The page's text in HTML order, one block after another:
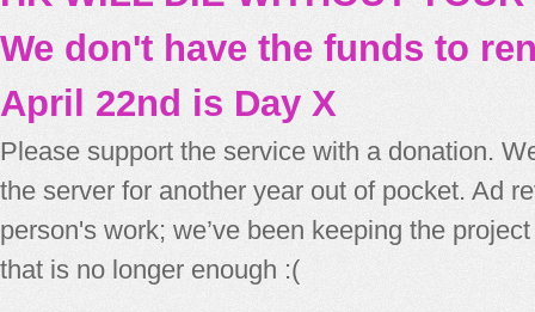
We don't have the funds to
April 22nd is Day X
Please support the service with a donation.
the server for another year out of pocket. Ad
person's work; we’ve been keeping the
that is no longer enough :(